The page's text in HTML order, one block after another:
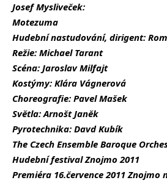
Josef Mysliveček:
Motezuma
Hudební nastudování, dirigent:
Režie: Michael Tarant
Scéna: Jaroslav Milfajt
Kostýmy: Klára Vágnerová
Choreografie: Pavel Mašek
Světla: Arnošt Janěk
Pyrotechnika: Davd Kubík
The Czech Ensemble Baroque
Hudební festival Znojmo 2011
Premiéra 16.července 2011 Znojmo